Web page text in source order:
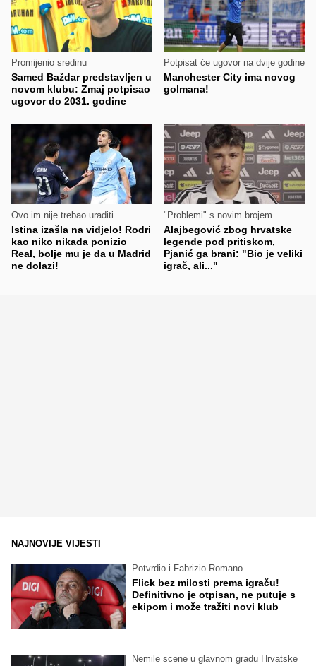
Promijenio sredinu
Samed Baždar predstavljen u
novom klubu: Zmaj potpisao
ugovor do 2031. godine
Potpisat će ugovor na dvije godine
Manchester City ima novog
golmana!
Ovo im nije trebao uraditi
Istina izašla na vidjelo! Rodri
kao niko nikada ponizio
Real, bolje mu je da u Madrid
ne dolazi!
"Problemi" s novim brojem
Alajbegović zbog hrvatske
legende pod pritiskom,
Pjanić ga brani: "Bio je veliki
igrač, ali..."
NAJNOVIJE VIJESTI
Potvrdio i Fabrizio Romano
Flick bez milosti prema igraču!
Definitivno je otpisan, ne putuje s
ekipom i može tražiti novi klub
Nemile scene u glavnom gradu Hrvatske